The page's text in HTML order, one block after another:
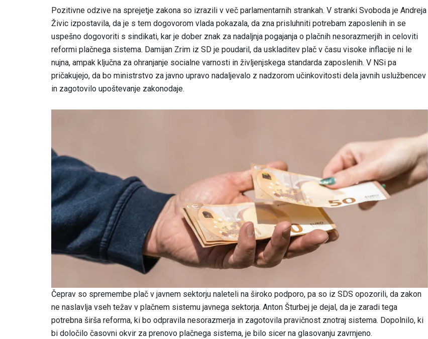
Pozitivne odzive na sprejetje zakona so izrazili v več parlamentarnih strankah. V stranki Svoboda je Andreja
Živic izpostavila, da je s tem dogovorom vlada pokazala, da zna prisluhniti potrebam zaposlenih in se
uspešno dogovoriti s sindikati, kar je dober znak za nadaljnja pogajanja o plačnih nesorazmerjih in celoviti
reformi plačnega sistema. Damijan Zrim iz SD je poudaril, da uskladitev plač v času visoke inflacije ni le
nujna, ampak ključna za ohranjanje socialne varnosti in življenjskega standarda zaposlenih. V NSi pa
pričakujejo, da bo ministrstvo za javno upravo nadaljevalo z nadzorom učinkovitosti dela javnih uslužbencev
in zagotovilo upoštevanje zakonodaje.
Čeprav so spremembe plač v javnem sektorju naleteli na široko podporo, pa so iz SDS opozorili, da zakon
ne naslavlja vseh težav v plačnem sistemu javnega sektorja. Anton Šturbej je dejal, da je zaradi tega
potrebna širša reforma, ki bo odpravila nesorazmerja in zagotovila pravičnost znotraj sistema. Dopolnilo, ki
bi določilo časovni okvir za prenovo plačnega sistema, je bilo sicer na glasovanju zavrnjeno.